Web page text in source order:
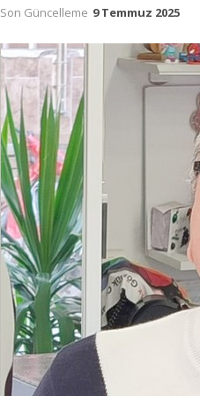
Son Güncelleme 9 Temmuz 2025